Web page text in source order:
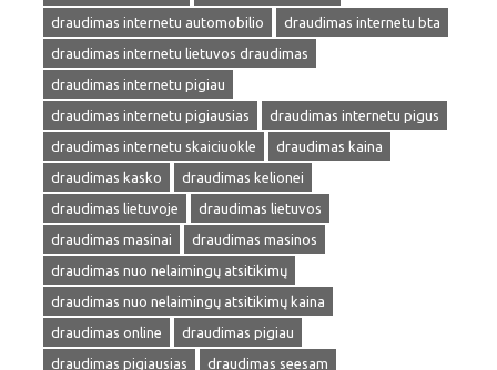
draudimas internetu automobilio
draudimas internetu bta
draudimas internetu lietuvos draudimas
draudimas internetu pigiau
draudimas internetu pigiausias
draudimas internetu pigus
draudimas internetu skaiciuokle
draudimas kaina
draudimas kasko
draudimas kelionei
draudimas lietuvoje
draudimas lietuvos
draudimas masinai
draudimas masinos
draudimas nuo nelaimingų atsitikimų
draudimas nuo nelaimingų atsitikimų kaina
draudimas online
draudimas pigiau
draudimas pigiausias
draudimas seesam